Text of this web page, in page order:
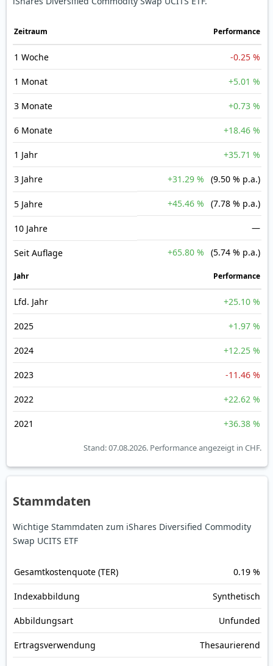
Zeit­raum Perfor­mance
1 Woche -0.25 %
1 Monat +5.01 %
3 Monate +0.73 %
6 Monate +18.46 %
1 Jahr +35.71 %
3 Jahre +31.29 % (9.50 % p.a.)
5 Jahre +45.46 % (7.78 % p.a.)
10 Jahre —
Seit Auflage +65.80 % (5.74 % p.a.)
Jahr Perfor­mance
Lfd. Jahr +25.10 %
2025 +1.97 %
2024 +12.25 %
2023 -11.46 %
2022 +22.62 %
2021 +36.38 %
Stand: 07.08.2026. Performance angezeigt in CHF.
Stammdaten
Wichtige Stammdaten zum iShares Diversified Commodity
Swap UCITS ETF
Gesamt­kosten­quote (TER) 0.19 %
Index­abbildung Synthetisch
Abbildungs­art Unfunded
Ertrags­verwendung Thesaurierend